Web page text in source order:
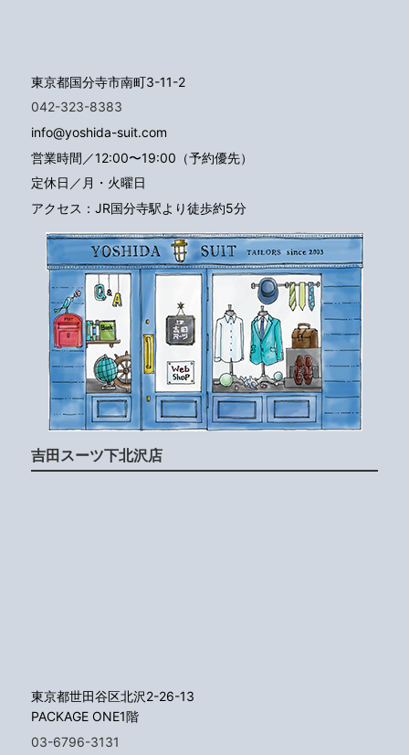
東京都国分寺市南町3-11-2
042-323-8383
info@yoshida-suit.com
営業時間／12:00〜19:00（予約優先）
定休日／月・火曜日
アクセス：JR国分寺駅より徒歩約5分
吉田スーツ下北沢店
東京都世田谷区北沢2-26-13
PACKAGE ONE1階
03-6796-3131